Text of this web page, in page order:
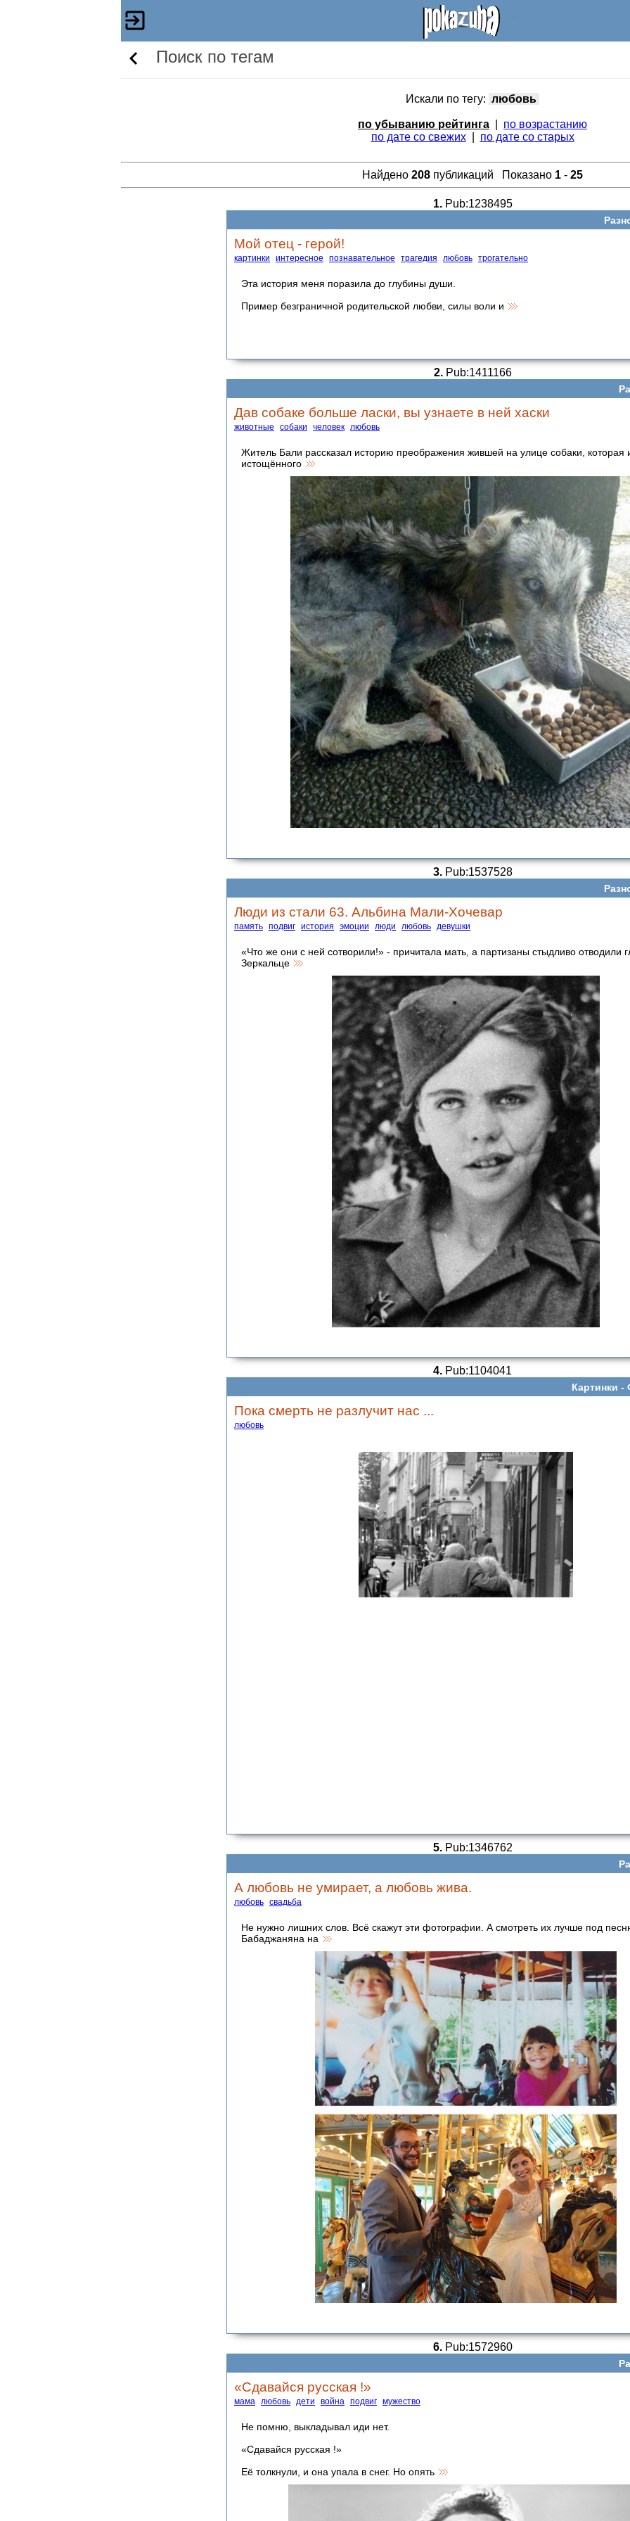
Поиск по тегам
Искали по тегу: любовь
по убыванию рейтинга
по возрастанию
по дате со свежих| по дате со старых
Найдено 208 публикаций Показано 1 - 25
1.Pub:1238495
Мой отец - герой!
картинки интересное познавательное трагедия любовь трогательно
Эта история меня поразила до глубины души.
Пример безграничной родительской любви, силы воли и
2.Pub:1411166
Дав собаке больше ласки, вы узнаете в ней хаски
животные собаки человек любовь
Житель Бали рассказал историю преображения жившей на улице собаки, которая
истощённого
3.Pub:1537528
Люди из стали 63. Альбина Мали-Хочевар
память подвиг история эмоции люди любовь девушки
«Что же они с ней сотворили!» - причитала мать, а партизаны стыдливо отводили
Зеркальце
4. Pub:1104041
Картинки -
Пока смерть не разлучит нас ...
любовь
5.Pub:1346762
А любовь не умирает, а любовь жива.
любовь свадьба
Не нужно лишних слов. Всё скажут эти фотографии. А смотреть их лучше под
Бабаджаняна на
6.Pub:1572960
«Сдaвайся русская !»
мама любовь дети война подвиг мужество
Не помню, выкладывал иди нет.
«Сдaвайся русская !»
Её тoлкнули, и она упaла в снег. Но опять